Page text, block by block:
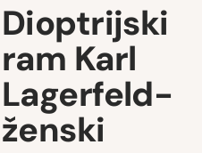
Dioptrijski
ram Karl
Lagerfeld-
ženski